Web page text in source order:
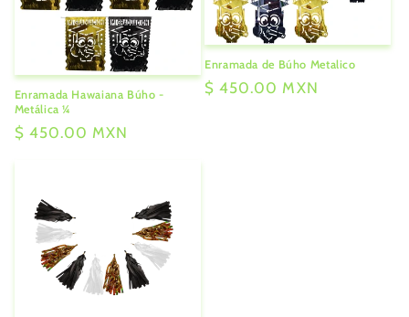
Enramada Hawaiana Búho -
Metálica ¼
Precio
$ 450.00 MXN
Enramada de Búho Metalico
Precio
$ 450.00 MXN